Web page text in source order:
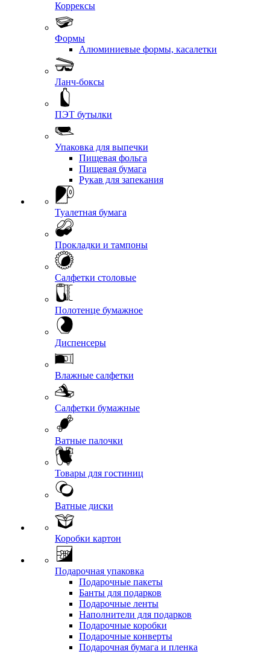
Коррексы
Формы
Алюминиевые формы, касалетки
Ланч-боксы
ПЭТ бутылки
Упаковка для выпечки
Пищевая фольга
Пищевая бумага
Рукав для запекания
Туалетная бумага
Прокладки и тампоны
Салфетки столовые
Полотенце бумажное
Диспенсеры
Влажные салфетки
Салфетки бумажные
Ватные палочки
Товары для гостиниц
Ватные диски
Коробки картон
Подарочная упаковка
Подарочные пакеты
Банты для подарков
Подарочные ленты
Наполнители для подарков
Подарочные коробки
Подарочные конверты
Подарочная бумага и пленка